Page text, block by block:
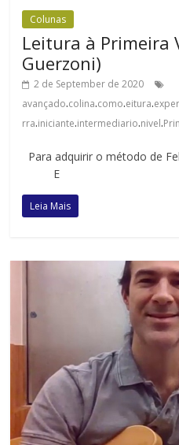
Colunas
Leitura à Primeira
Guerzoni)
2 de September de 2020
avançado.colina.como.eitura.
rra.iniciante.intermediario.nivel.
Para adquirir o método de
E
Leia Mais